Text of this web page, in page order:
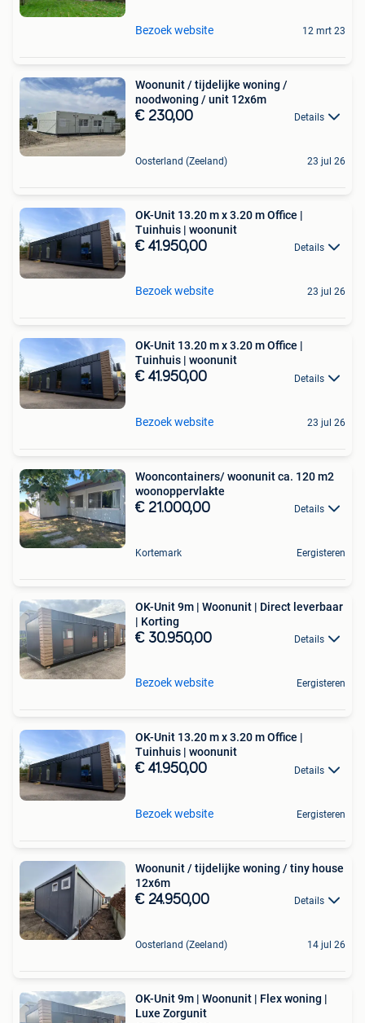
Bezoek website 12 mrt 23
Woonunit / tijdelijke woning /
noodwoning / unit 12x6m
€ 230,00 Details
Oosterland (Zeeland) 23 jul 26
OK-Unit 13.20 m x 3.20 m Office |
Tuinhuis | woonunit
€ 41.950,00 Details
Bezoek website 23 jul 26
OK-Unit 13.20 m x 3.20 m Office |
Tuinhuis | woonunit
€ 41.950,00 Details
Bezoek website 23 jul 26
Wooncontainers/ woonunit ca. 120 m2
woonoppervlakte
€ 21.000,00 Details
Kortemark Eergisteren
OK-Unit 9m | Woonunit | Direct leverbaar
| Korting
€ 30.950,00 Details
Bezoek website Eergisteren
OK-Unit 13.20 m x 3.20 m Office |
Tuinhuis | woonunit
€ 41.950,00 Details
Bezoek website Eergisteren
Woonunit / tijdelijke woning / tiny house
12x6m
€ 24.950,00 Details
Oosterland (Zeeland) 14 jul 26
OK-Unit 9m | Woonunit | Flex woning |
Luxe Zorgunit